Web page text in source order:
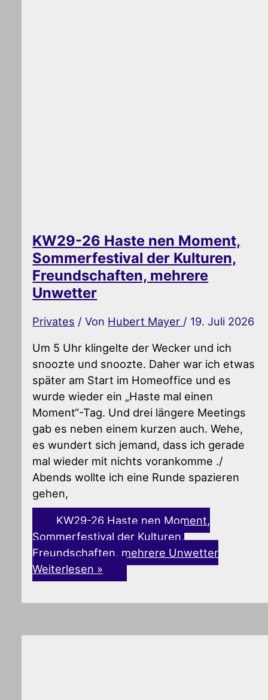
KW29-26 Haste nen Moment,
Sommerfestival der Kulturen,
Freundschaften, mehrere
Unwetter
Privates / Von Hubert Mayer / 19. Juli 2026
Um 5 Uhr klingelte der Wecker und ich
snoozte und snoozte. Daher war ich etwas
später am Start im Homeoffice und es
wurde wieder ein „Haste mal einen
Moment“-Tag. Und drei längere Meetings
gab es neben einem kurzen auch. Wehe,
es wundert sich jemand, dass ich gerade
mal wieder mit nichts vorankomme ./
Abends wollte ich eine Runde spazieren
gehen,
KW29-26 Haste nen Moment,
Sommerfestival der Kulturen,
Freundschaften, mehrere Unwetter
Weiterlesen »